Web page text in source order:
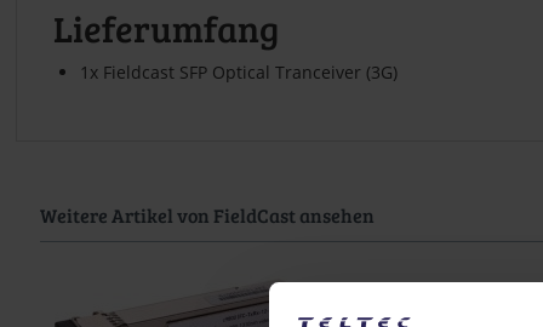
Lieferumfang
1x Fieldcast SFP Optical Tranceiver (3G)
Weitere Artikel von FieldCast ansehen